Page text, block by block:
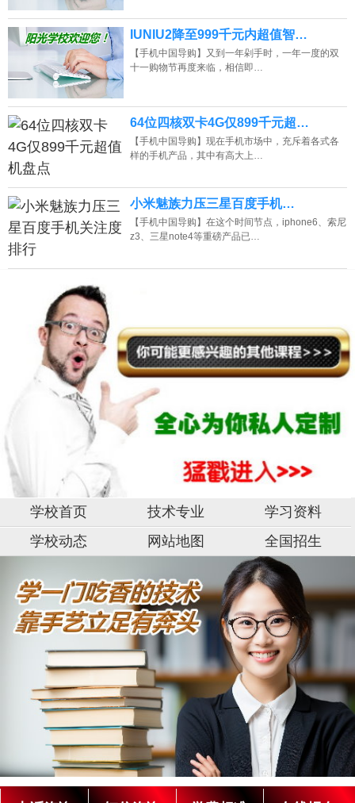
IUNIU2降至999千元内超值智…
【手机中国导购】又到一年剁手时，一年一度的双
十一购物节再度来临，相信即…
64位四核双卡4G仅899千元超…
【手机中国导购】现在手机市场中，充斥着各式各
样的手机产品，其中有高大上…
小米魅族力压三星百度手机…
【手机中国导购】在这个时间节点，iphone6、索尼
z3、三星note4等重磅产品已…
学校首页 技术专业
学习资料
学校动态
网站地图 全国招生
湖
阳